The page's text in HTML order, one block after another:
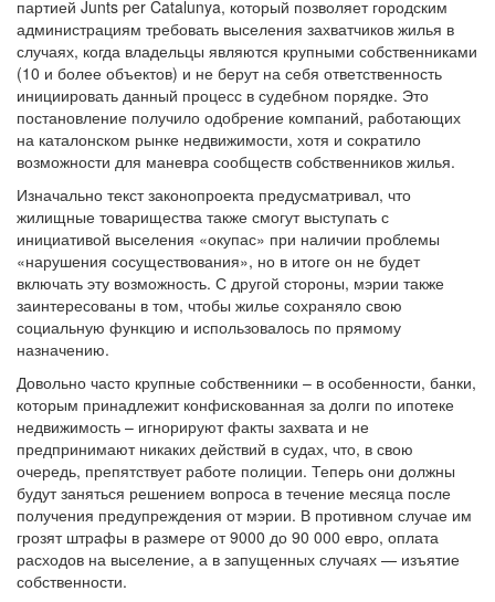
партией Junts per Catalunya, который позволяет городским
администрациям требовать выселения захватчиков жилья в
случаях, когда владельцы являются крупными собственниками
(10 и более объектов) и не берут на себя ответственность
инициировать данный процесс в судебном порядке. Это
постановление получило одобрение компаний, работающих
на каталонском рынке недвижимости, хотя и сократило
возможности для маневра сообществ собственников жилья.
Изначально текст законопроекта предусматривал, что
жилищные товарищества также смогут выступать с
инициативой выселения «окупас» при наличии проблемы
«нарушения сосуществования», но в итоге он не будет
включать эту возможность. С другой стороны, мэрии также
заинтересованы в том, чтобы жилье сохраняло свою
социальную функцию и использовалось по прямому
назначению.
Довольно часто крупные собственники – в особенности, банки,
которым принадлежит конфискованная за долги по ипотеке
недвижимость – игнорируют факты захвата и не
предпринимают никаких действий в судах, что, в свою
очередь, препятствует работе полиции. Теперь они должны
будут заняться решением вопроса в течение месяца после
получения предупреждения от мэрии. В противном случае им
грозят штрафы в размере от 9000 до 90 000 евро, оплата
расходов на выселение, а в запущенных случаях — изъятие
собственности.